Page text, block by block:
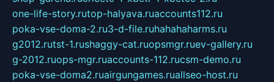
one-life-story.rutop-halyava.ruaccounts112.ru
poka-vse-doma-2.ru3-d-file.ruhahahaharms.ru
g2012.rutst-1.rushaggy-cat.ruopsmgr.ruev-gallery.ru
g-2012.ruops-mgr.ruaccounts-112.rucsm-demo.ru
poka-vse-doma2.ruairgungames.ruallseo-host.ru